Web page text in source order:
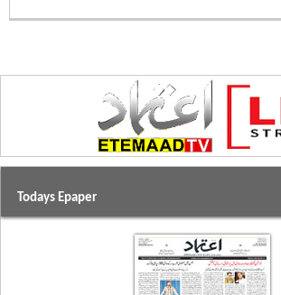
Todays Epaper